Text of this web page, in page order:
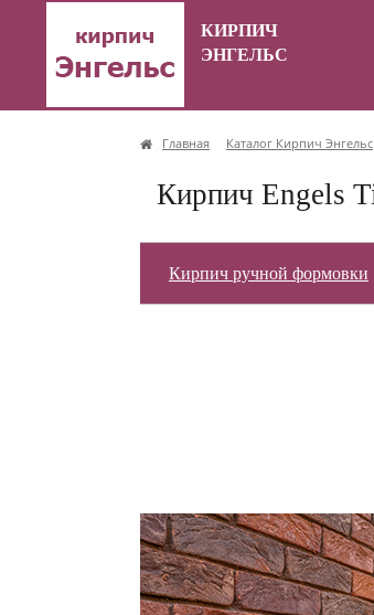
КИРПИЧ
ЭНГЕЛЬС
Главная Каталог Кирпич Энгельс
Кирпич Engels
Кирпич ручной формовки